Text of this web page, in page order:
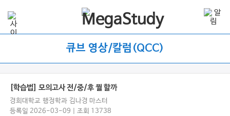
큐브 영상/칼럼(QCC)
[학습법] 모의고사 전/중/후 뭘 할까
경희대학교 행정학과 김나경 마스터
등록일 2026-03-09 | 조회 13738